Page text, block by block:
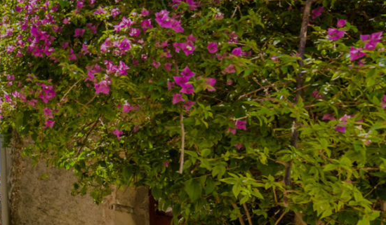
12天 阿富汗: 传奇古国的前
世文明（2026 年 9 月 22 日
– 10 月 3 日）
阿富汗是世界上若干早期文明
的发祥地，亦是古丝绸之路...
12天11晚
了解更多
10天 俄罗斯远东 ：原始荒野
与被遗忘的历史（2026年8月
8日 – 17日）
俄罗斯远东是一片广袤荒野、
壮丽海岸线与迷人历史交织...
10天9晚
了解更多